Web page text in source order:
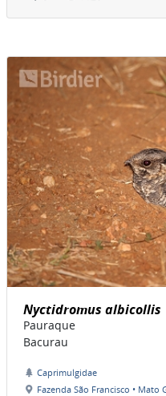
Nyctidromus albicollis
Pauraque
Bacurau
Caprimulgidae
Fazenda São Francisco • Mato